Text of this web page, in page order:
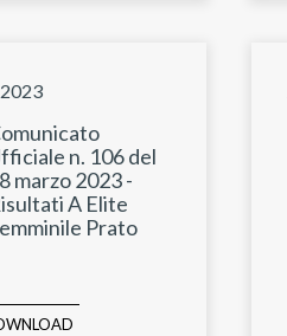
n. 106 del
marzo 2023 -
A Elite
Prato